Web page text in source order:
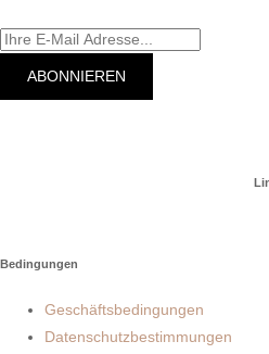
ABONNIEREN
Bedingungen
Geschäftsbedingungen
Datenschutzbestimmungen